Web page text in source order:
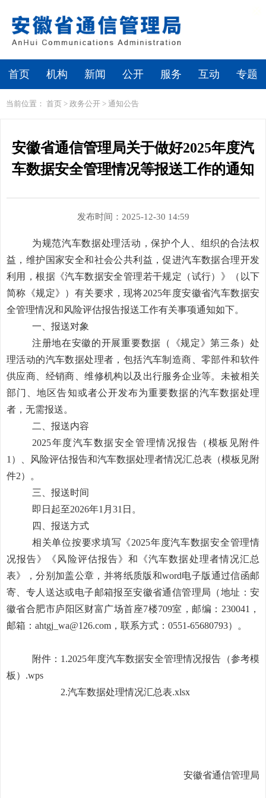
首页 机构 新闻 公开 服务 互动 专题
当前位置： 首页 > 政务公开 > 通知公告
安徽省通信管理局关于做好2025年度汽
车数据安全管理情况等报送工作的通知
发布时间：2025-12-30 14:59
为规范汽车数据处理活动，保护个人、组织的合法权
益，维护国家安全和社会公共利益，促进汽车数据合理开发
利用，根据《汽车数据安全管理若干规定（试行）》（以下
简称《规定》）有关要求，现将2025年度安徽省汽车数据安
全管理情况和风险评估报告报送工作有关事项通知如下。
一、报送对象
注册地在安徽的开展重要数据（《规定》第三条）处
理活动的汽车数据处理者，包括汽车制造商、零部件和软件
供应商、经销商、维修机构以及出行服务企业等。未被相关
部门、地区告知或者公开发布为重要数据的汽车数据处理
者，无需报送。
二、报送内容
2025年度汽车数据安全管理情况报告（模板见附件
1 ）、风险评估报告和汽车数据处理者情况汇总表（模板见附
件2）。
三、报送时间
即日起至2026年1 月 31 日。
四、报送方式
相关单位按要求填写《2025年度汽车数据安全管理情
况报告》《风险评估报告》和《汽车数据处理者情况汇总
表》，分别加盖公章，并将纸质版和word电子版通过信函邮
寄、专人送达或电子邮箱报至安徽省通信管理局（地址：安
徽省合肥市庐阳区财富广场首座7楼709室 ，邮编： 230041 ，
邮箱： ahtgj_wa@126.com， 联系方式： 0551-65680793）。
附件： 1.2025年度汽车数据安全管理情况报告（参考模
板）.wps
2.汽车数据处理情况汇总表.xlsx
安徽省通信管理局